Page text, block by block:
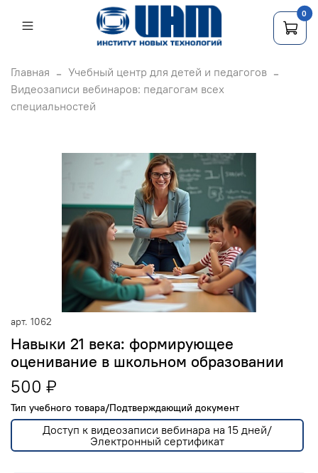
Главная
Учебный центр для детей и педагогов
Видеозаписи вебинаров: педагогам всех
специальностей
арт. 1062
Навыки 21 века: формирующее
оценивание в школьном образовании
500 ₽
Тип учебного товара/Подтверждающий документ
Доступ к видеозаписи вебинара на 15 дней/
Электронный сертификат
0